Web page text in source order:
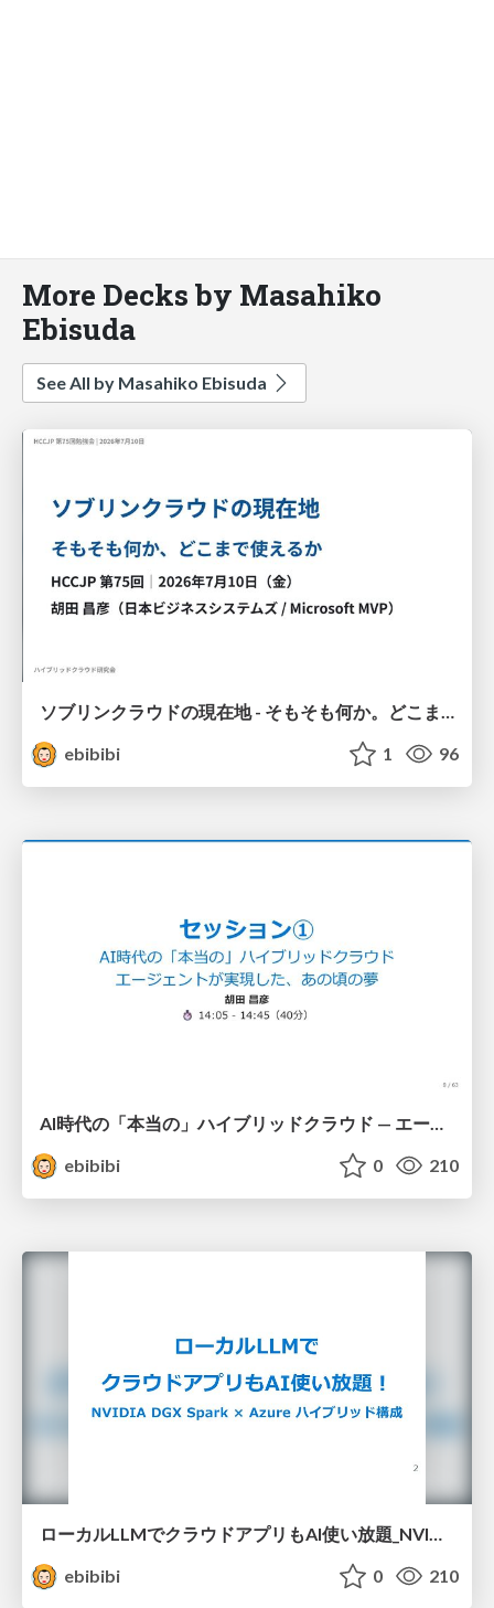
More Decks by Masahiko
Ebisuda
See All by Masahiko Ebisuda
ソブリンクラウドの現在地 - そもそも何か。どこまで使えるか。
ebibibi
1 96
ebibibi
0 210
ローカルLLMでクラウドアプリもAI使い放題_NVIDIA DGX Spark × Azure ハイブリッド構成
ebibibi
0 210